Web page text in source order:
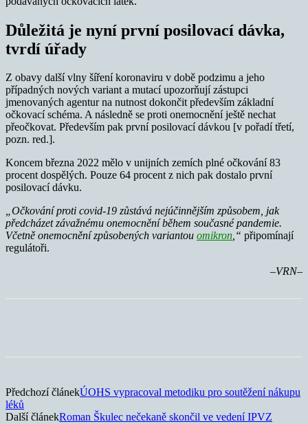
Důležitá je nyní první posilovací dávka,
tvrdí úřady
Z obavy další vlny šíření koronaviru v době podzimu a jeho
případných nových variant a mutací upozorňují zástupci
jmenovaných agentur na nutnost dokončit především základní
očkovací schéma. A následně se proti onemocnění ještě nechat
přeočkovat. Především pak první posilovací dávkou [v pořadí třetí,
pozn. red.].
Koncem března 2022 mělo v unijních zemích plné očkování 83
procent dospělých. Pouze 64 procent z nich pak dostalo první
posilovací dávku.
„Očkování proti covid-19 zůstává nejúčinnějším způsobem, jak
předcházet závažnému onemocnění během současné pandemie.
Včetně onemocnění způsobených variantou omikron,“ připomínají
regulátoři.
–VRN–
Předchozí článekÚOHS vypracoval metodiku pro soutěžení nákupu
léků
Další článekRoman Škulec nečekaně skončil ve vedení IPVZ